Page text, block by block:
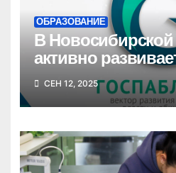
ОБРАЗОВАНИЕ
В Новосибирской
активно
госпабликов для
единой цифровой
СЕН 12, 2025